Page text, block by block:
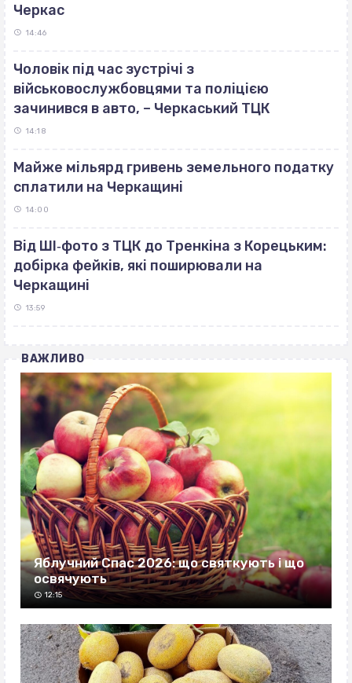
Черкас
14:46
Чоловік під час зустрічі з
військовослужбовцями та поліцією
зачинився в авто, – Черкаський ТЦК
14:18
Майже мільярд гривень земельного податку
сплатили на Черкащині
14:00
Від ШІ‐фото з ТЦК до Тренкіна з Корецьким:
добірка фейків, які поширювали на
Черкащині
13:59
ВАЖЛИВО
Яблучний Спас 2026: що святкують і що
освячують
12:15